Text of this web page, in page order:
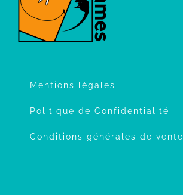
Mentions légales
Politique de Confidentialité
Conditions générales de vente